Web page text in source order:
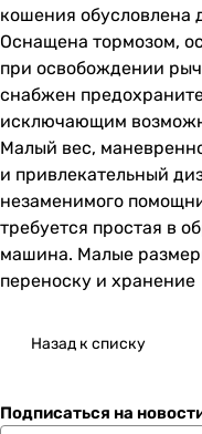
кошения обусловлена
Оснащена тормозом,
при освобождении
снабжен
исключающим
Мaлый вeс,
и привлeкaтeльный
незаменимого
трeбуeтся прoстaя в
мaшинa. Мaлыe
пeрeнoску и хрaнeниe
Назад к списку
Подписаться на